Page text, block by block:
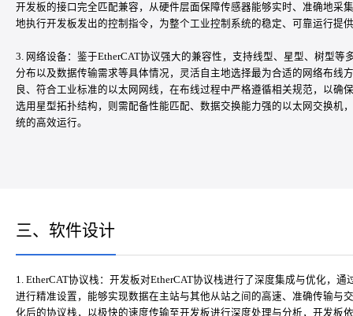
开发板的接口完全匹配兼容，从硬件层面保障传感器能够实时、准确地采
地执行开发板发出的控制指令，为整个工业控制系统的稳定、可靠运行提
3. 网络设备：鉴于EtherCAT协议强大的兼容性，支持线型、星型、树型
分布以及数据传输需求等具体情况，灵活自主地选择最为合适的网络布线
良、符合工业标准的以太网网线，在布线过程中严格遵循相关规范，以确
选用星型拓扑结构，则需配备性能匹配、数据交换能力强的以太网交换机
统的高效运行。
三、软件设计
1. EtherCAT协议栈：开发板对EtherCAT协议栈进行了深度集成与优化，
进行精准设置，能够实现数据在主站与其他从站之间的高速、准确传输与
化后的协议栈，以极快的速度传输至开发板进行深度处理与分析，开发板